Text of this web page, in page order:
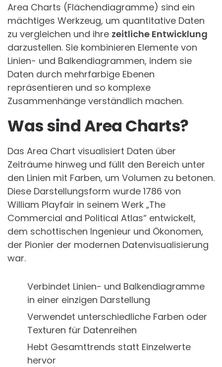
Area Charts (Flächendiagramme) sind ein
mächtiges Werkzeug, um quantitative Daten
zu vergleichen und ihre zeitliche Entwicklung
darzustellen. Sie kombinieren Elemente von
Linien- und Balkendiagrammen, indem sie
Daten durch mehrfarbige Ebenen
repräsentieren und so komplexe
Zusammenhänge verständlich machen.
Was sind Area Charts?
Das Area Chart visualisiert Daten über
Zeiträume hinweg und füllt den Bereich unter
den Linien mit Farben, um Volumen zu betonen.
Diese Darstellungsform wurde 1786 von
William Playfair in seinem Werk „The
Commercial and Political Atlas“ entwickelt,
dem schottischen Ingenieur und Ökonomen,
der Pionier der modernen Datenvisualisierung
war.
Verbindet Linien- und Balkendiagramme
in einer einzigen Darstellung
Verwendet unterschiedliche Farben oder
Texturen für Datenreihen
Hebt Gesamttrends statt Einzelwerte
hervor